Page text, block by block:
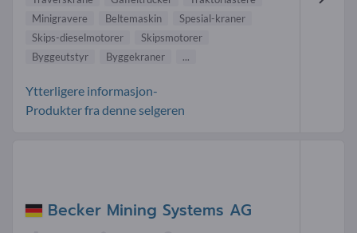
Minigravere
Beltemaskin
Spesial-kraner
Skips-dieselmotorer
Skipsmotorer
Byggeutstyr
Byggekraner ...
Ytterligere informasjon-
Produkter fra denne selgeren
Becker Mining Systems AG